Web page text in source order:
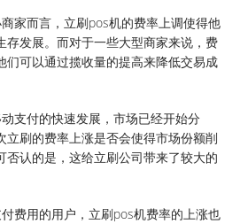
家而言，立刷pos机的费率上调使得他
存发展。而对于一些大型商家来说，费
们可以通过揽收量的提高来降低交易成
支付的快速发展，市场已经开始分
立刷的费率上涨是否会使得市场份额削
否认的是，这给立刷公司带来了较大的
费用的用户，立刷pos机费率的上涨也